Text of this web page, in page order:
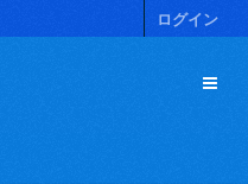
ログイン